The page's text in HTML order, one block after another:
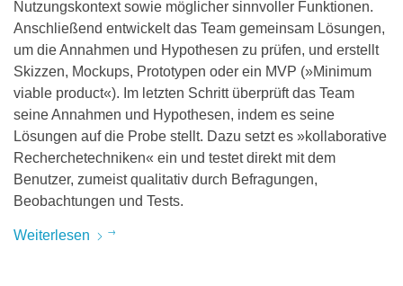
Nutzungskontext sowie möglicher sinnvoller Funktionen.
Anschließend entwickelt das Team gemeinsam Lösungen,
um die Annahmen und Hypothesen zu prüfen, und erstellt
Skizzen, Mockups, Prototypen oder ein MVP (»Minimum
viable product«). Im letzten Schritt überprüft das Team
seine Annahmen und Hypothesen, indem es seine
Lösungen auf die Probe stellt. Dazu setzt es »kollaborative
Recherchetechniken« ein und testet direkt mit dem
Benutzer, zumeist qualitativ durch Befragungen,
Beobachtungen und Tests.
Weiterlesen